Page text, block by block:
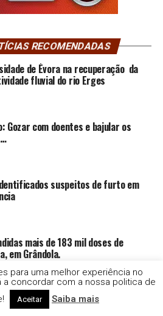
RECOMENDADAS
de Évora na recuperação da
fluvial do rio Erges
Gozar com doentes e bajular os
suspeitos de furto em
mais de 183 mil doses de
em Grândola.
Quebremos o estigma. Conversemos
do Pulmão
para uma melhor experiência no
a concordar com a nossa politica de
Aceitar Saiba mais